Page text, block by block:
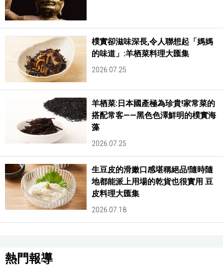
樸實卻滋味深長,令人聯想起「媽媽
的味道」:羊栖菜料理大匯集
2026.07.25
羊栖菜:日本國產極為珍貴!家常菜的
搭配常客——黑色色澤鮮明的樸實海
藻
2026.07.25
生豆皮的滑嫩口感堪稱絕品!隨時隨
地都能派上用場的乾貨也很實用 豆
皮料理大匯集
2026.07.18
熱門報導